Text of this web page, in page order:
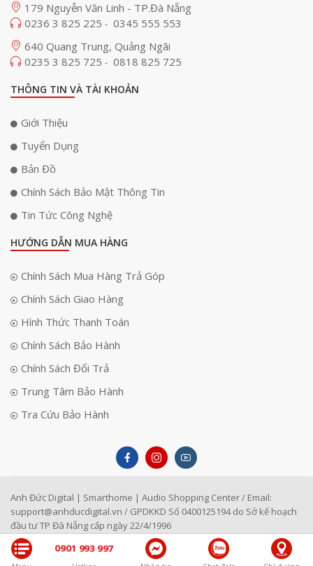
0901 993 997
179 Nguyễn Văn Linh - TP.Đà Nẵng
0236 3 825 225 - 0345 555 553
640 Quang Trung, Quảng Ngãi
0235 3 825 725 - 0818 825 725
THÔNG TIN VÀ TÀI KHOẢN
Giới Thiệu
Tuyển Dụng
Bản Đồ
Chính Sách Bảo Mật Thông Tin
Tin Tức Công Nghệ
HƯỚNG DẪN MUA HÀNG
Chính Sách Mua Hàng Trả Góp
Chính Sách Giao Hàng
Hình Thức Thanh Toán
Chính Sách Bảo Hành
Chính Sách Đổi Trả
Trung Tâm Bảo Hành
Tra Cứu Bảo Hành
Anh Đức Digital | Smarthome | Audio Shopping Center / Email:
support@anhducdigital.vn / GPDKKD Số 0400125194 do Sở kế hoạch
đầu tư TP Đà Nẵng cấp ngày 22/4/1996